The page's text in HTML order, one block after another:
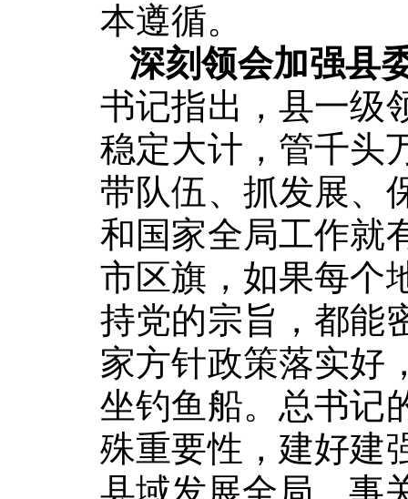
本遵循。
深刻领会加强县
书记指出，县一级
稳定大计，管千头
带队伍、抓发展、
和国家全局工作就
市区旗，如果每个
持党的宗旨，都能
家方针政策落实好
坐钓鱼船。总书记
殊重要性，建好建